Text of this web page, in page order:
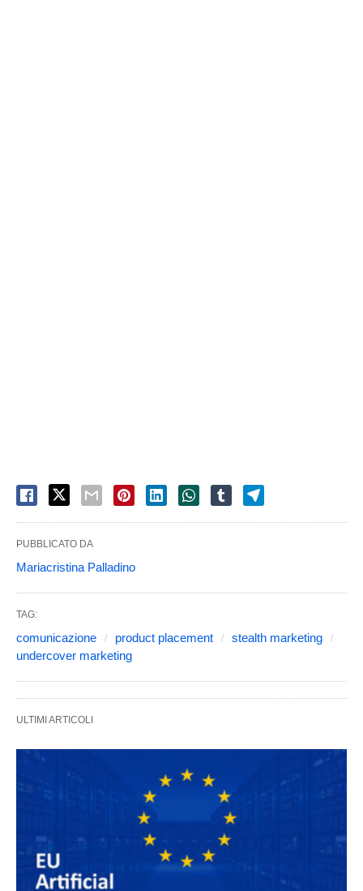
PUBBLICATO DA
Mariacristina Palladino
TAG:
comunicazione product placement
stealth marketing
undercover marketing
ULTIMI ARTICOLI